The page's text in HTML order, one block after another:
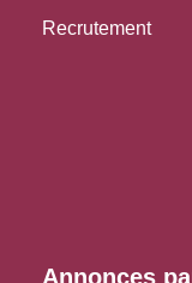
Recrutement
Annonces